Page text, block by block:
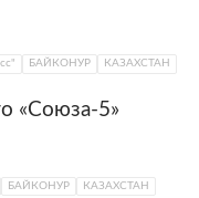
БАЙКОНУР КАЗАХСТАН
«Союза-5»
БАЙКОНУР КАЗАХСТАН